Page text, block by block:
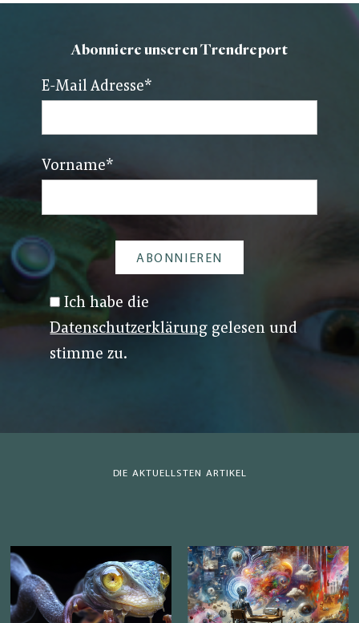
Abonniere unseren Trendreport
E-Mail Adresse*
Vorname*
Ich habe die
Datenschutzerklärung gelesen und
stimme zu.
DIE AKTUELLSTEN ARTIKEL